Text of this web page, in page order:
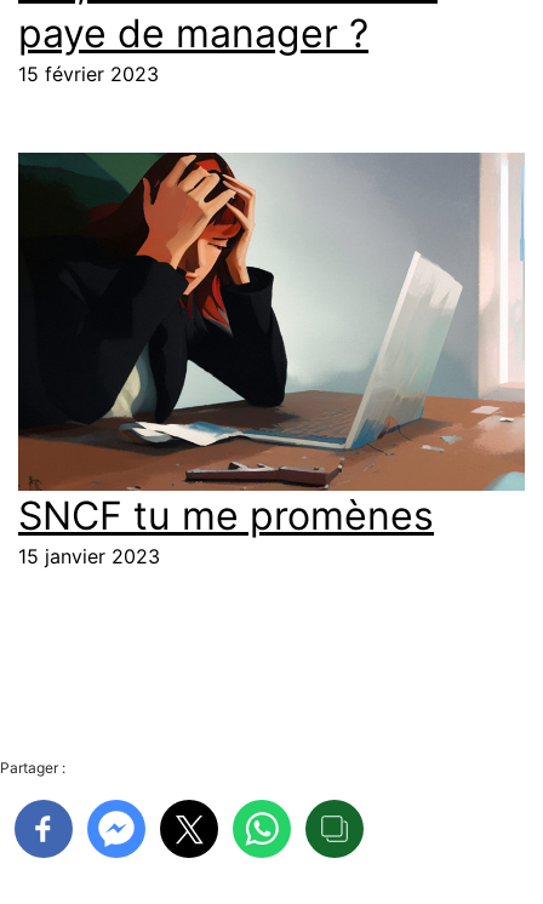
paye de manager ?
15 février 2023
SNCF tu me promènes
15 janvier 2023
Partager :